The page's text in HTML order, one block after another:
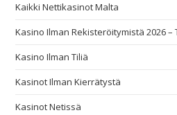
Kaikki Nettikasinot Malta
Kasino Ilman Rekisteröitymistä 2026 –
Kasino Ilman Tiliä
Kasinot Ilman Kierrätystä
Kasinot Netissä